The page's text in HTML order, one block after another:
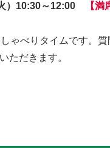
）10:30～12:00 【満
ゃべりタイムです。
ただきます。